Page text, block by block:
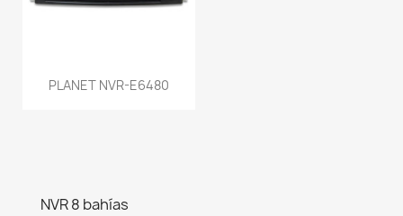
PLANET NVR-E6480
NVR 8 bahías